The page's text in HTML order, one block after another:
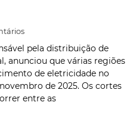
pela distribuição de
anunciou que várias regiões
de eletricidade no
de 2025. Os cortes
entre as